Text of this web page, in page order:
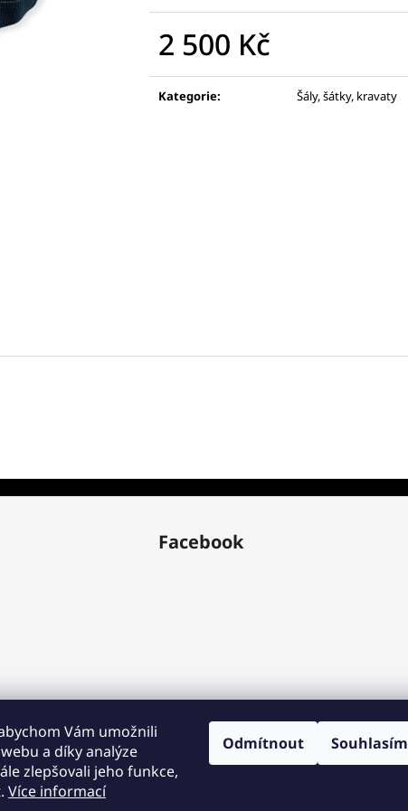
Vám umožnili
a díky analýze
zlepšovali jeho funkce,
Více informací
Odmítnout Souhlasím
2 500 Kč
Kategorie: Šály, šátky, kravaty
DÁMSKÝ KABÁTEK
2 450 Kč
Facebook
Blog